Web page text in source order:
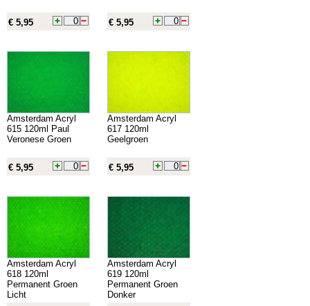
€ 5,95 € 5,95
Amsterdam Acryl
615 120ml Paul
Veronese Groen
€ 5,95
Amsterdam Acryl
617 120ml
Geelgroen
€ 5,95
Amsterdam Acryl
618 120ml
Permanent Groen
Licht
Amsterdam Acryl
619 120ml
Permanent Groen
Donker